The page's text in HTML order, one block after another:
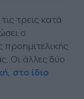
τρεις κατά
ο
προημιτελικής
Οι άλλες δύο
στο ίδιο